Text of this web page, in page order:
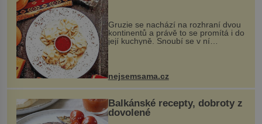
Gruzie se nachází na rozhraní dvou
kontinentů a právě to se promítá i do
její kuchyně. Snoubí se v ní
evropské a asijské chutě a díky tomu
pokrmy, které rozhodně st...
nejsemsama.cz
Balkánské recepty, dobroty z
dovolené